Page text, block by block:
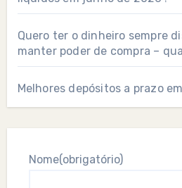
Quero ter o dinheiro sempre
manter poder de compra –
Melhores depósitos a prazo
Nome(obrigatório)